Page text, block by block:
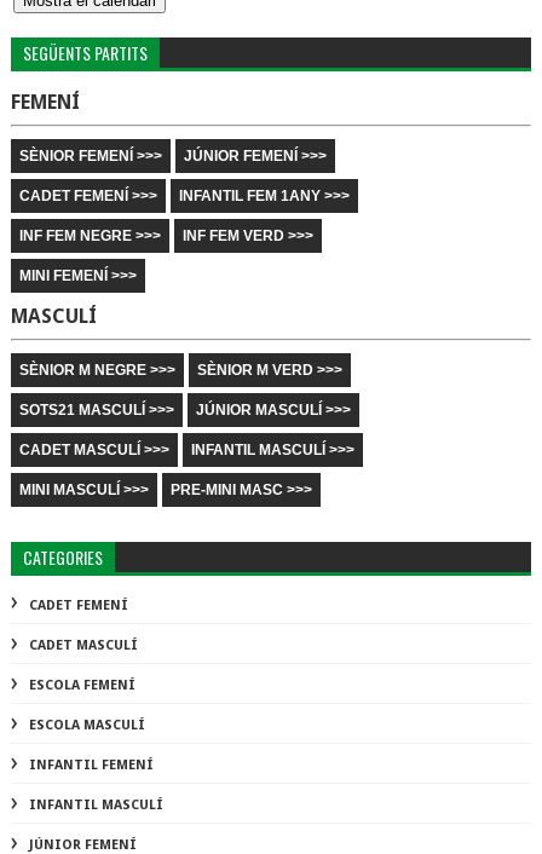
SEGÜENTS PARTITS
FEMENÍ
SÈNIOR FEMENÍ >>> JÚNIOR FEMENÍ >>>
CADET FEMENÍ >>> INFANTIL FEM 1ANY >>>
INF FEM NEGRE >>> INF FEM VERD >>>
MINI FEMENÍ >>>
MASCULÍ
SÈNIOR M NEGRE >>> SÈNIOR M VERD >>>
SOTS21 MASCULÍ >>> JÚNIOR MASCULÍ >>>
CADET MASCULÍ >>> INFANTIL MASCULÍ >>>
MINI MASCULÍ >>> PRE-MINI MASC >>>
CATEGORIES
CADET FEMENÍ
CADET MASCULÍ
ESCOLA FEMENÍ
ESCOLA MASCULÍ
INFANTIL FEMENÍ
INFANTIL MASCULÍ
JÚNIOR FEMENÍ